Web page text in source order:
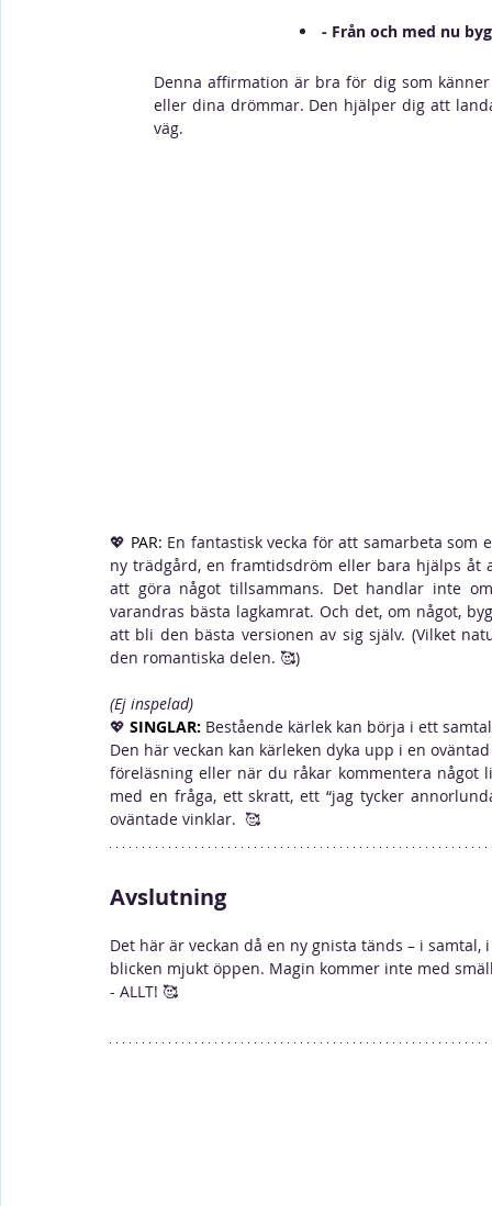
- Från och med nu
Denna affirmation är bra för dig som
eller dina drömmar. Den hjälper dig att
väg.
💖 PAR: En fantastisk vecka för att samarbeta
ny trädgård, en framtidsdröm eller bara hjälps åt
att göra något tillsammans. Det handlar inte
varandras bästa lagkamrat. Och det, om något,
att bli den bästa versionen av sig själv. (Vilket
den romantiska delen. 🥰)
(Ej inspelad)
💖 SINGLAR: Bestående kärlek kan börja i ett
Den här veckan kan kärleken dyka upp i en
föreläsning eller när du råkar kommentera något
med en fråga, ett skratt, ett “jag tycker
oväntade vinklar. 🥰
Avslutning
Det här är veckan då en ny gnista tänds – i
blicken mjukt öppen. Magin kommer inte med
- ALLT! 🥰